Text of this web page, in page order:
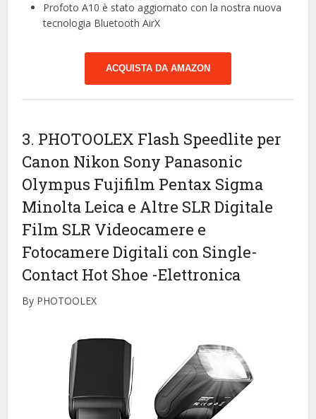
Profoto A10 è stato aggiornato con la nostra nuova
tecnologia Bluetooth AirX
ACQUISTA DA AMAZON
3. PHOTOOLEX Flash Speedlite per
Canon Nikon Sony Panasonic
Olympus Fujifilm Pentax Sigma
Minolta Leica e Altre SLR Digitale
Film SLR Videocamere e
Fotocamere Digitali con Single-
Contact Hot Shoe -Elettronica
By PHOTOOLEX